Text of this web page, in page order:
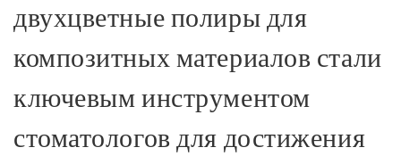
двухцветные полиры для
композитных материалов стали
ключевым инструментом
стоматологов для достижения